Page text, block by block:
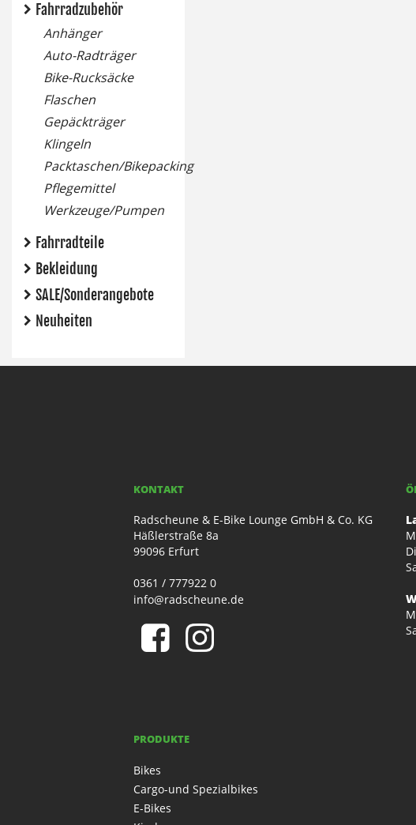
Fahrradzubehör
Anhänger
Auto-Radträger
Bike-Rucksäcke
Flaschen
Gepäckträger
Klingeln
Packtaschen/Bikepacking
Pflegemittel
Werkzeuge/Pumpen
Fahrradteile
Bekleidung
SALE/Sonderangebote
Neuheiten
KONTAKT
Radscheune & E-Bike Lounge GmbH & Co. KG
Häßlerstraße 8a
99096 Erfurt
0361 / 777922 0
info@radscheune.de
PRODUKTE
Bikes
Cargo-und Spezialbikes
E-Bikes